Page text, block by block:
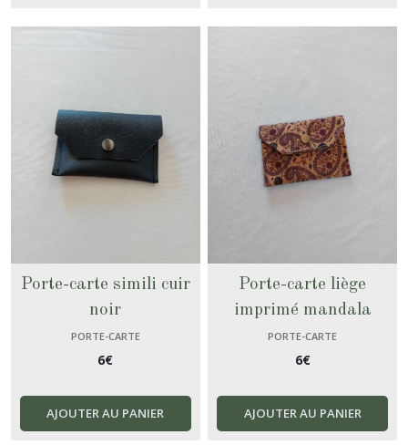
Porte-carte simili cuir
noir
PORTE-CARTE
6€
AJOUTER AU PANIER
Porte-carte liège
imprimé mandala
PORTE-CARTE
6€
AJOUTER AU PANIER